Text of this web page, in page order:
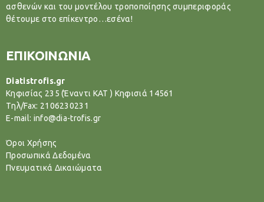
ασθενών και του μοντέλου τροποποίησης συμπεριφοράς
θέτουμε στο επίκεντρο…εσένα!
ΕΠΙΚΟΙΝΩΝΙΑ
Diatistrofis.gr
Κηφισίας 235 (Έναντι ΚΑΤ ) Κηφισιά 14561
Tηλ/Fax: 2106230231
E-mail: info@dia-trofis.gr
Όροι Χρήσης
Προσωπικά Δεδομένα
Πνευματικά Δικαιώματα